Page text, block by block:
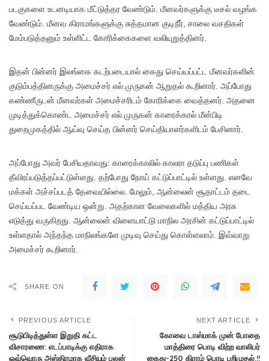
படகுகளை உடனடியாக மீட்டுத்தர வேண்டும். மீனவர்களுக்கு டீசல் வழங்க
வேண்டும். மீனவ கிராமங்களுக்கு சுத்தமான குடிநீர், சாலை வசதிகள்
மேம்படுத்தனும் உள்ளிட்ட கோரிக்கைகளை வலியுறுத்தினர்.
இதன் பின்னர் இலங்கை கடற்படையால் கைது செய்யப்பட்ட மீனவர்களின்
குடும்பத்தினருக்கு அமைச்சர் எல்.முருகன் ஆறுதல் கூறினார். அப்போது
கண்ணீருடன் மீனவர்கள் அமைச்சரிடம் கோரிக்கை வைத்தனர். அதனை
முடித்துக்கொண்ட அமைச்சர் எல்.முருகன் காரைக்கால் மீன்பிடி
துறைமுகத்தில் ஆய்வு செய்த பின்னர் செய்தியாளர்களிடம் பேசினார்.
அப்போது அவர் பேசியதாவது: காரைக்காலில் காலரா தடுப்பு பணிகள்
தீவிரப்படுத்தப்பட்டுள்ளது. தற்போது நோய் கட்டுப்பாட்டில் உள்ளது. எனவே
மக்கள் அச்சப்படத் தேவையில்லை. மேலும், ஆன்லைன் சூதாட்டம் தடை
செய்யப்பட வேண்டிய ஒன்று. அதற்கான வேலைகளில் மத்திய அரசு
எடுத்து வருகிறது. ஆன்லைன் விளையாட்டு மாநில அரசின் கட்டுப்பாட்டில்
உள்ளதால் அந்தந்த மாநிலங்களே முடிவு செய்து கொள்ளலாம். இவ்வாறு
அமைச்சர் கூறினார்.
SHARE ON
PREVIOUS ARTICLE
சூடுபிடித்துள்ள இறுதி கட்ட
விசாரணை: எடப்பாடிக்கு எதிராக
ஒவ்வொரு அஸ்திரமாக வீசியும் பலன்
NEXT ARTICLE
கோவை டாஸ்மாக் முன் போதை
மாத்திரை பொடி விற்ற வாலிபர்
கைது-250 கிராம் பொடி பறிமுதல்.!!